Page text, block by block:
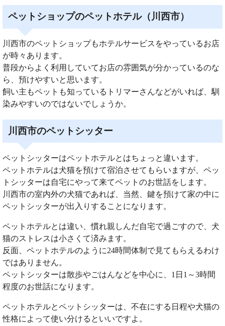
ペットショップのペットホテル（川西市）
川西市のペットショップもホテルサービスをやっているお店
が時々あります。
普段からよく利用していてお店の雰囲気が分かっているのな
ら、預けやすいと思います。
飼い主もペットも知っているトリマーさんなどがいれば、馴
染みやすいのではないでしょうか。
川西市のペットシッター
ペットシッターはペットホテルとはちょっと違います。
ペットホテルは犬猫を預けて宿泊させてもらいますが、ペッ
トシッターは自宅にやって来てペットのお世話をします。
川西市の室内外の犬猫であれば、当然、鍵を預けて家の中に
ペットシッターが出入りすることになります。
ペットホテルとは違い、慣れ親しんだ自宅で過ごすので、犬
猫のストレスは小さくて済みます。
反面、ペットホテルのように24時間体制で見てもらえるわけ
ではありません。
ペットシッターは散歩やごはんなどを中心に、1日1～3時間
程度のお世話になります。
ペットホテルとペットシッターは、不在にする日程や犬猫の
性格によって使い分けるといいですよ。